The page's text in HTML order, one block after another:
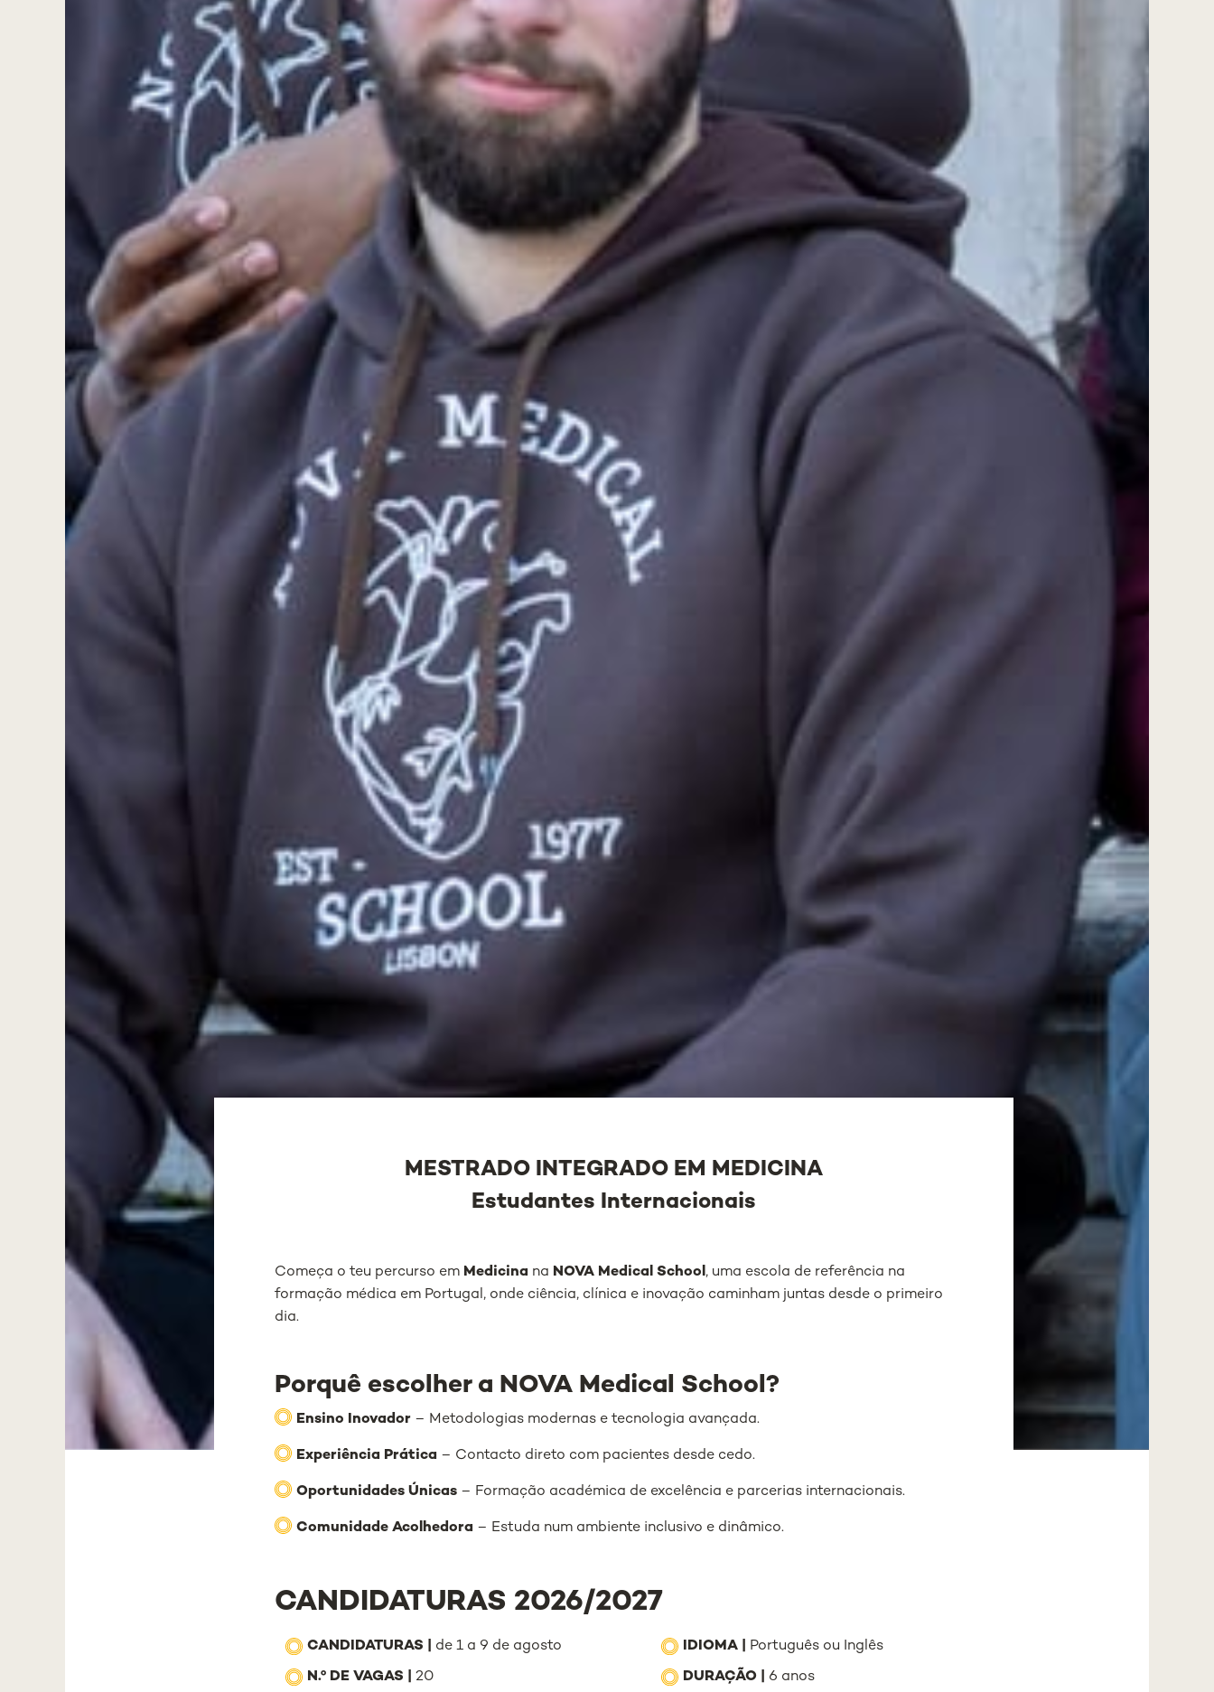
MESTRADO INTEGRADO EM MEDICINA
Estudantes Internacionais
Começa o teu percurso em Medicina na NOVA Medical School, uma escola de referência na
formação médica em Portugal, onde ciência, clínica e inovação caminham juntas desde o primeiro
dia.
Porquê escolher a NOVA Medical School?
Ensino Inovador – Metodologias modernas e tecnologia avançada.
Experiência Prática – Contacto direto com pacientes desde cedo.
Oportunidades Únicas – Formação académica de excelência e parcerias internacionais.
Comunidade Acolhedora – Estuda num ambiente inclusivo e dinâmico.
CANDIDATURAS 2026/2027
CANDIDATURAS |
de 1 a 9 de agosto
N.º DE VAGAS |
20
IDIOMA | Português ou Inglês
DURAÇÃO |
6 anos